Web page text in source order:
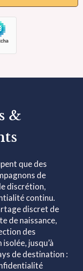
&
que des
de
discrétion,
continu.
discret de
de naissance,
des
jusqu’à
de destination :